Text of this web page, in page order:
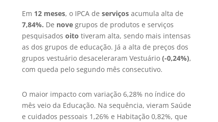
Em 12 meses, o IPCA de serviçosacumula alta de
7,84%. De novegrupos de produtos e serviços
pesquisados oito tiveram alta, sendo mais intensas
as dos grupos de educação. Já a alta de preços dos
grupos vestuário desaceleraram Vestuário (-0,24%),
com queda pelo segundo mês consecutivo.
O maior impacto com variação 6,28% no índice do
mês veio da Educação. Na sequência, vieram Saúde
e cuidados pessoais 1,26% e Habitação 0,82%, que